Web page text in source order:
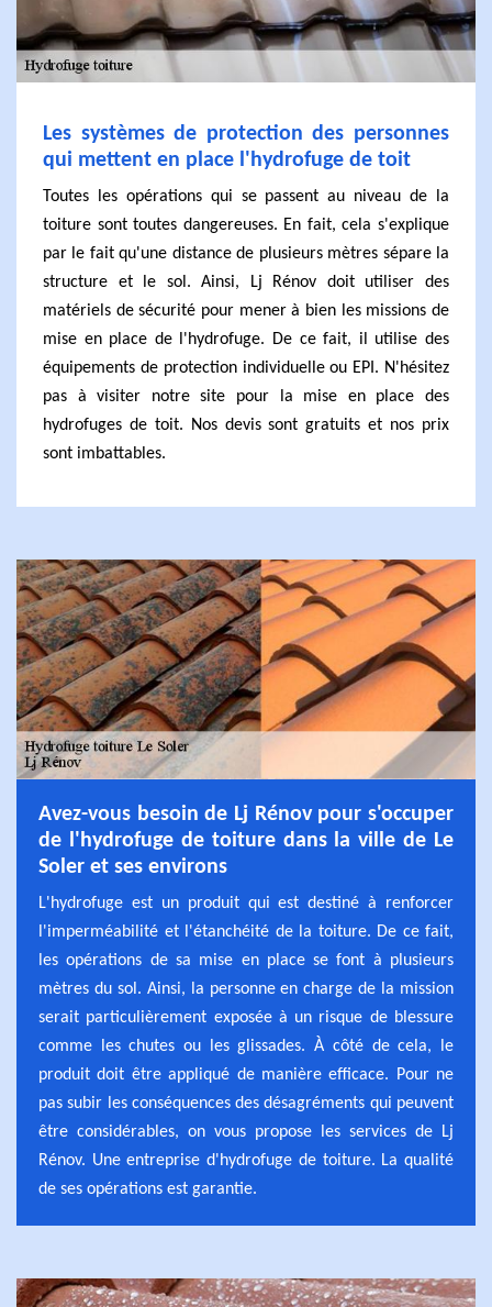
Les systèmes de protection des personnes
qui mettent en place l'hydrofuge de toit
Toutes les opérations qui se passent au niveau de la
toiture sont toutes dangereuses. En fait, cela s'explique
par le fait qu'une distance de plusieurs mètres sépare la
structure et le sol. Ainsi, Lj Rénov doit utiliser des
matériels de sécurité pour mener à bien les missions de
mise en place de l'hydrofuge. De ce fait, il utilise des
équipements de protection individuelle ou EPI. N'hésitez
pas à visiter notre site pour la mise en place des
hydrofuges de toit. Nos devis sont gratuits et nos prix
sont imbattables.
Avez-vous besoin de Lj Rénov pour s'occuper
de l'hydrofuge de toiture dans la ville de Le
Soler et ses environs
L'hydrofuge est un produit qui est destiné à renforcer
l'imperméabilité et l'étanchéité de la toiture. De ce fait,
les opérations de sa mise en place se font à plusieurs
mètres du sol. Ainsi, la personne en charge de la mission
serait particulièrement exposée à un risque de blessure
comme les chutes ou les glissades. À côté de cela, le
produit doit être appliqué de manière efficace. Pour ne
pas subir les conséquences des désagréments qui peuvent
être considérables, on vous propose les services de Lj
Rénov. Une entreprise d'hydrofuge de toiture. La qualité
de ses opérations est garantie.